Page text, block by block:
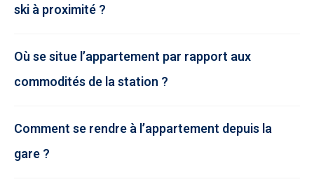
ski à proximité ?
Où se situe l’appartement par rapport aux
commodités de la station ?
Comment se rendre à l’appartement depuis la
gare ?